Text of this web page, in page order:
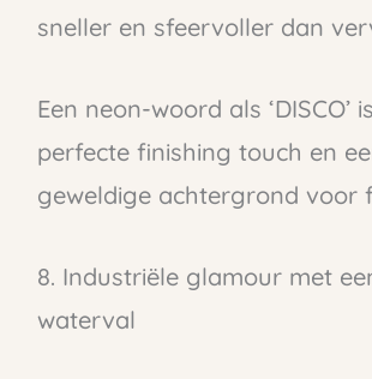
sneller en sfeervoller dan
Een neon-woord als ‘DISCO’
perfecte finishing touch en
geweldige achtergrond voor
8. Industriële glamour met
waterval